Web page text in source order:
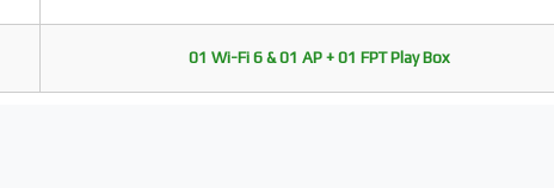
01 Wi-Fi 6 & 01 AP + 01 FPT Play Box